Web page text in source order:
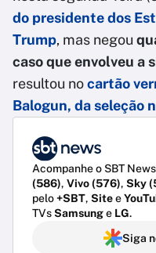
do presidente dos
Trump, mas negou
caso que envolveu a
resultou nocartão
Balogun, da seleção
Acompanhe o SBT
(586), Vivo (576), Sky
pelo+SBT, Sitee
TVsSamsunge LG.
Siga